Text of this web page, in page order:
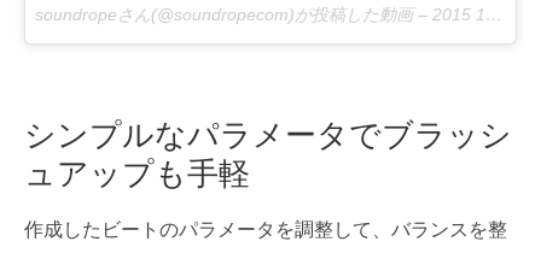
soundropeさん(@soundropecom)が投稿した動画 – 2015 10月 12 9:34午後 PDT
シンプルなパラメータでブラッシ
ュアップも手軽
作成したビートのパラメータを調整して、バランスを整